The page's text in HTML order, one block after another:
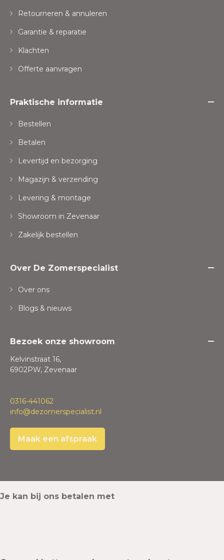
Retourneren & annuleren
Garantie & reparatie
Klachten
Offerte aanvragen
Praktische informatie
Bestellen
Betalen
Levertijd en bezorging
Magazijn & verzending
Levering & montage
Showroom in Zevenaar
Zakelijk bestellen
Over De Zomerspecialist
Over ons
Blogs & nieuws
Bezoek onze showroom
Kelvinstraat 16,
6902PW, Zevenaar
0316-441062
info@dezomerspecialist.nl
Maak een afspraak
Je kan bij ons betalen met